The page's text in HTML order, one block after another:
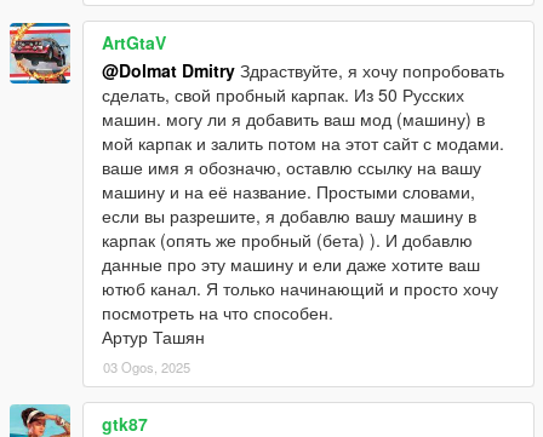
ArtGtaV
@Dolmat Dmitry Здраствуйте, я хочу попробовать
сделать, свой пробный карпак. Из 50 Русских
машин. могу ли я добавить ваш мод (машину) в
мой карпак и залить потом на этот сайт с модами.
ваше имя я обозначю, оставлю ссылку на вашу
машину и на её название. Простыми словами,
если вы разрешите, я добавлю вашу машину в
карпак (опять же пробный (бета) ). И добавлю
данные про эту машину и ели даже хотите ваш
ютюб канал. Я только начинающий и просто хочу
посмотреть на что способен.
Артур Ташян
03 Ogos, 2025
gtk87